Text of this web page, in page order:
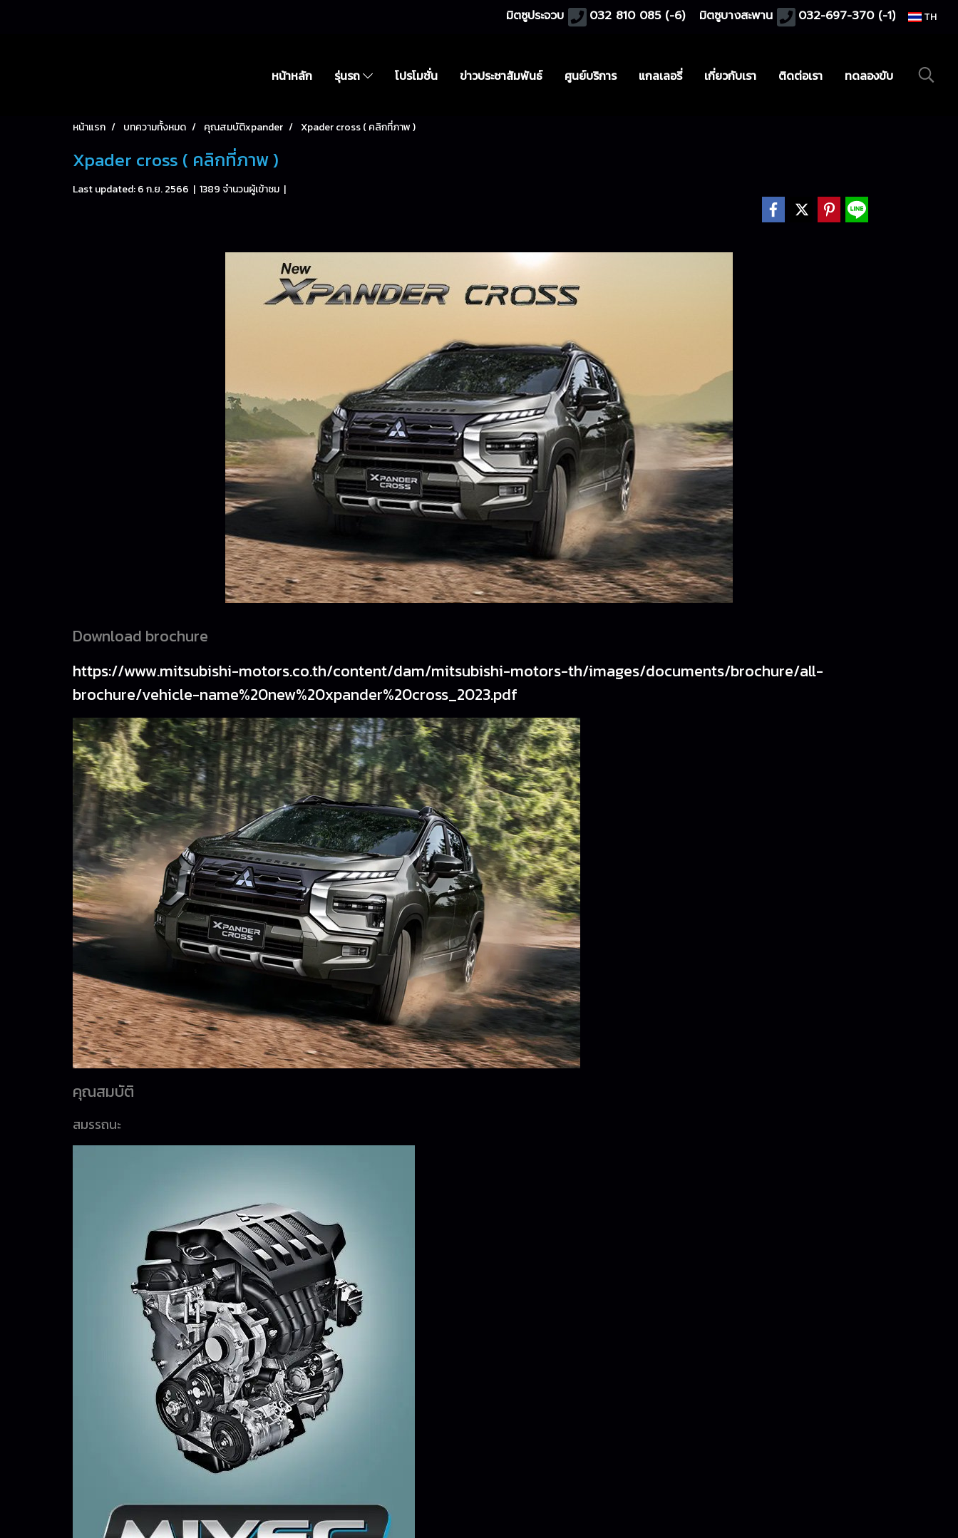
มิตซูประจวบ 032 810 085 (-6) มิตซูบางสะพาน 032-697-370 (-1) TH
หน้าหลัก รุ่นรถ โปรโมชั่น ข่าวประชาสัมพันธ์ ศูนย์บริการ แกลเลอรี่ เกี่ยวกับเรา ติดต่อเรา ทดลองขับ
หน้าแรก บทความทั้งหมด คุณสมบัติxpander Xpader cross ( คลิกที่ภาพ )
Xpader cross ( คลิกที่ภาพ )
Last updated: 6 ก.ย. 2566 | 1389 จำนวนผู้เข้าชม |
Download brochure
https://www.mitsubishi-motors.co.th/content/dam/mitsubishi-motors-th/images/documents/brochure/all-
brochure/vehicle-name%20new%20xpander%20cross_2023.pdf
คุณสมบัติ
สมรรถนะ